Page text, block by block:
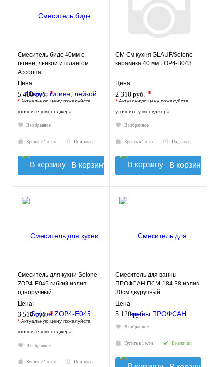
Смеситель биде 40мм с
гигиен, лейкой и шлангом
Ассоопа
Цена:
5 460 руб. *
* Актуальную цену пожалуйста
уточните у менеджера
В избранное
Купить в 1 клик Под заказ
В корзину
СМ См кухня GLAUF/Solone
керамика 40 мм LOP4-B043
Цена:
2 310 руб. *
* Актуальную цену пожалуйста
уточните у менеджера
В избранное
Купить в 1 клик Под заказ
В корзину
Смеситель для кухни Solone
ZOP4-E045 гибкий излив
одноручный
Цена:
3 510 руб.*
* Актуальную цену пожалуйста
уточните у менеджера
В избранное
Купить в 1 клик Под заказ
Смеситель для ванны
ПРОФСАН ПСМ-184-38 излив
30см двуручный
Цена:
5 120 руб.
В избранное
Купить в 1 клик В наличии